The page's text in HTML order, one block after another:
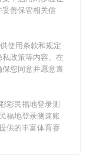
善保管相关信
使用条款和规定
政策等内容。在
您同意并愿意遵
彩民福地登录测
福地登录测速账
供的丰富体育赛